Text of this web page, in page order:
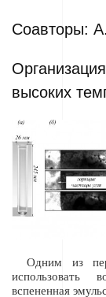
Соавторы:
высоких
Одним из
использовать
вспененная